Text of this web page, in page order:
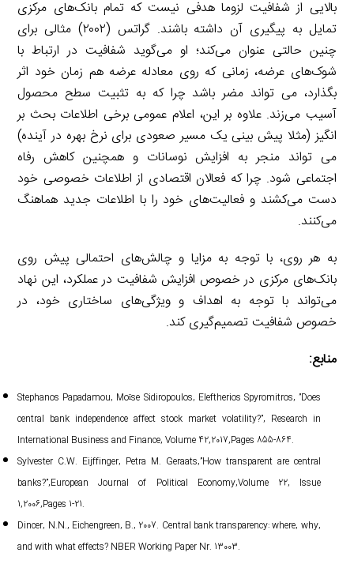
بالایی از شفافیت لزوما هدفی نیست که تمام بانک‌های مرکزی
تمایل به پیگیری آن داشته باشند. گراتس (۲۰۰۲) مثالی برای
چنین حالتی عنوان می‌کند؛ او می‌گوید شفافیت در ارتباط با
شوک‌های عرضه، زمانی که روی معادله عرضه هم زمان خود اثر
بگذارد، می تواند مضر باشد چرا که به تثبیت سطح محصول
آسیب می‌زند. علاوه بر این، اعلام عمومی برخی اطلاعات بحث بر
انگیز (مثلا پیش بینی یک مسیر صعودی برای نرخ بهره در آینده)
می تواند منجر به افزایش نوسانات و همچنین کاهش رفاه
اجتماعی شود. چرا که فعالان اقتصادی از اطلاعات خصوصی خود
دست می‌کشند و فعالیت‌های خود را با اطلاعات جدید هماهنگ
می‌کنند.
به هر روی، با توجه به مزایا و چالش‌های احتمالی پیش روی
بانک‌های مرکزی در خصوص افزایش شفافیت در عملکرد، این نهاد
می‌تواند با توجه به اهداف و ویژگی‌های ساختاری خود، در
خصوص شفافیت تصمیم‌گیری کند.
منابع:
Stephanos Papadamou, Moïse Sidiropoulos, Eleftherios Spyromitros, ”Does
central bank independence affect stock market volatility?”, Research in
International Business and Finance, Volume 42,2017,Pages 855-864.
Sylvester C.W. Eijffinger, Petra M. Geraats,”How transparent are central
banks?”,European Journal of Political Economy,Volume 22, Issue
1,2006,Pages 1-21.
Dincer, N.N., Eichengreen, B., 2007. Central bank transparency: where, why,
and with what effects? NBER Working Paper Nr. 13003.